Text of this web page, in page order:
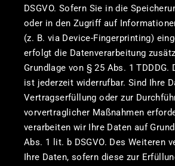
DSGVO. Sofern Sie in die
oder in den Zugriff auf
(z. B. via Device-Fingerprinting)
erfolgt die Datenverarbeitung
Grundlage von § 25 Abs. 1 TDDDG.
ist jederzeit widerrufbar. Sind Ihre
Vertragserfüllung oder zur
vorvertraglicher Maßnahmen
verarbeiten wir Ihre Daten auf
Abs. 1 lit. b DSGVO. Des Weiteren
Ihre Daten, sofern diese zur